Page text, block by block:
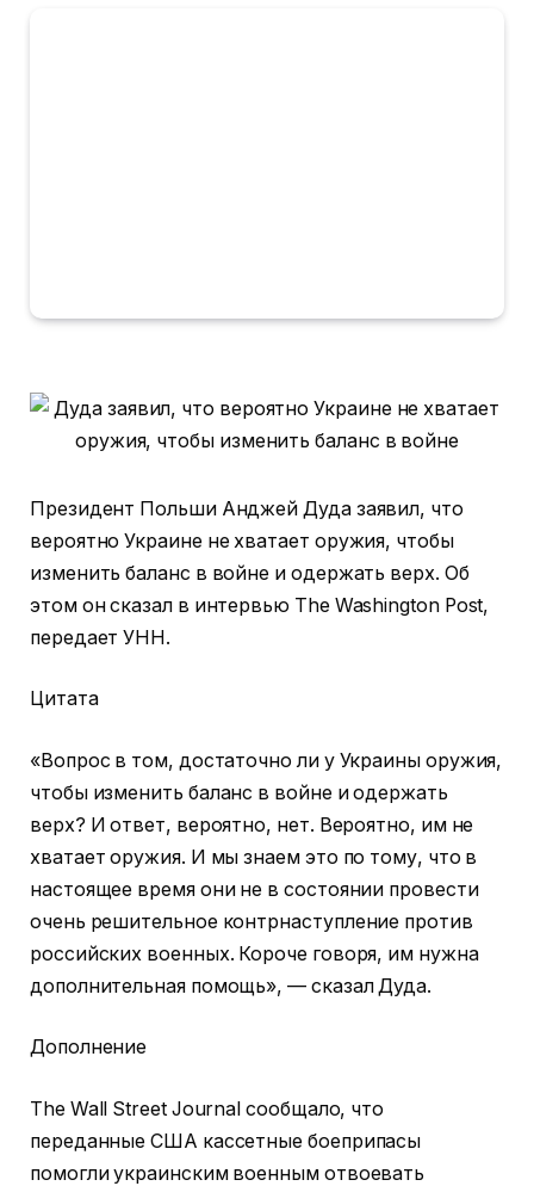
Президент Польши Анджей Дуда заявил, что
вероятно Украине не хватает оружия, чтобы
изменить баланс в войне и одержать верх. Об
этом он сказал в интервью The Washington Post,
передает УНН.
Цитата
«Вопрос в том, достаточно ли у Украины оружия,
чтобы изменить баланс в войне и одержать
верх? И ответ, вероятно, нет. Вероятно, им не
хватает оружия. И мы знаем это по тому, что в
настоящее время они не в состоянии провести
очень решительное контрнаступление против
российских военных. Короче говоря, им нужна
дополнительная помощь», — сказал Дуда.
Дополнение
The Wall Street Journal сообщало, что
переданные США кассетные боеприпасы
помогли украинским военным отвоевать